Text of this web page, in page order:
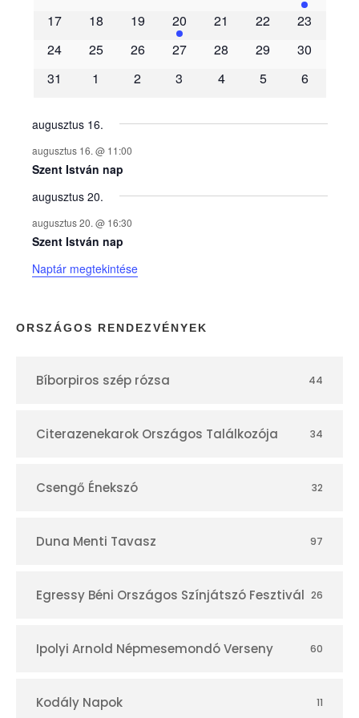
m
é
n
y
e
k
n
a
p
r
17
18 19 20 21 22
23
24
25 26 27 28 29
30
31
1 2 3 4 5 6
augusztus 16.
augusztus 16. @ 11:00
Szent István nap
augusztus 20.
augusztus 20. @ 16:30
Szent István nap
Naptár megtekintése
ORSZÁGOS RENDEZVÉNYEK
Bíborpiros szép rózsa 44
Citerazenekarok Országos Találkozója 34
Csengő Énekszó 32
Duna Menti Tavasz 97
Egressy Béni Országos Színjátszó Fesztivál 26
Ipolyi Arnold Népmesemondó Verseny 60
Kodály Napok 11